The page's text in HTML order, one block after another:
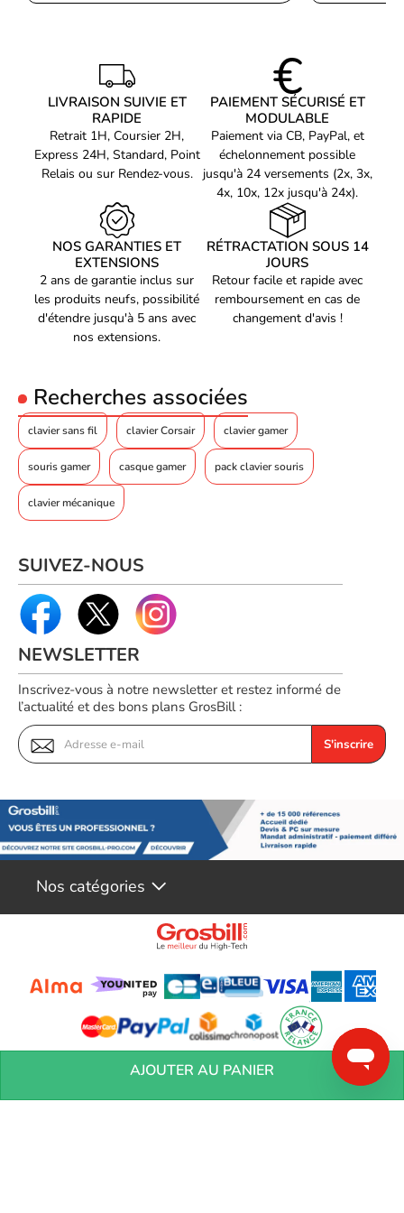
AJOUTER AU PANIER
Caractéristiques essentielles
Parfaite pour une utilisation bureautique intensive
Connexion sans fil rapide et stable
Touches silencieuses pour un confort accru
LIVRAISON SUIVIE ET
RAPIDE
Retrait 1H, Coursier 2H,
Express 24H, Standard, Point
Relais ou sur Rendez-vous.
PAIEMENT SÉCURISÉ ET
MODULABLE
Paiement via CB, PayPal, et
échelonnement possible
jusqu'à 24 versements (2x, 3x,
4x, 10x, 12x jusqu'à 24x).
NOS GARANTIES ET
EXTENSIONS
2 ans de garantie inclus sur
les produits neufs, possibilité
d'étendre jusqu'à 5 ans avec
nos extensions.
RÉTRACTATION SOUS 14
JOURS
Retour facile et rapide avec
remboursement en cas de
changement d'avis !
Recherches associées
clavier sans fil clavier Corsair clavier gamer
souris gamer casque gamer pack clavier souris
clavier mécanique
SUIVEZ-NOUS
NEWSLETTER
Inscrivez-vous à notre newsletter et restez informé de
l’actualité et des bons plans GrosBill :
S'inscrire
Nos catégories
Conditions générales de réservation Conditions générales de vente
Mentions
Vos informations personnelles Préférences Cookies
Aide &